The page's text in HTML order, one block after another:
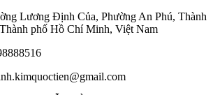
Lương Định Của, Phường An Phú, Thành
phố Hồ Chí Minh, Việt Nam